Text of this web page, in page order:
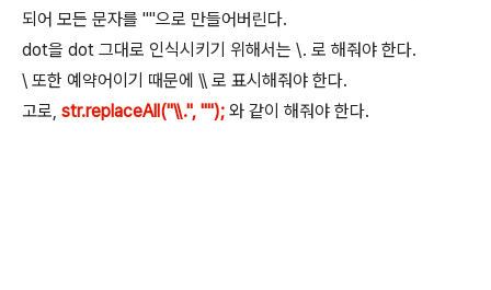
되어 모든 문자를 ""으로 만들어버린다.
dot을 dot 그대로 인식시키기 위해서는 \. 로 해줘야 한다.
\ 또한 예약어이기 때문에 \\ 로 표시해줘야 한다.
고로, str.replaceAll("\\.", ""); 와 같이 해줘야 한다.